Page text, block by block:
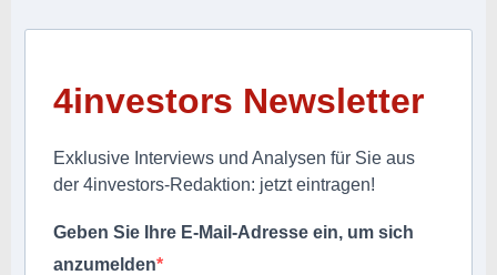
4investors Newsletter
Exklusive Interviews und Analysen für Sie aus
der 4investors-Redaktion: jetzt eintragen!
Geben Sie Ihre E-Mail-Adresse ein, um sich
anzumelden